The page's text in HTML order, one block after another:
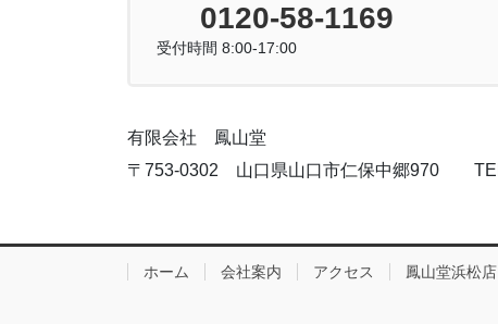
0120-58-1169
受付時間 8:00-17:00
有限会社 鳳山堂
〒753-0302 山口県山口市仁保中郷970
ホーム 会社案内 アクセス 鳳山堂浜松店